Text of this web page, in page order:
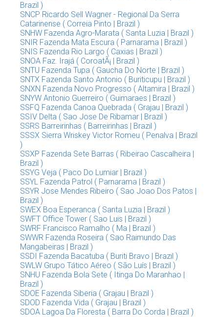
Brazil )
SNCP Ricardo Sell Wagner - Regional Da Serra
Catarinense ( Correia Pinto | Brazil )
SNHW Fazenda Agro-Marata ( Santa Luzia | Brazil )
SNIR Fazenda Mata Escura ( Parnarama | Brazil )
SNIS Fazenda Rio Largo ( Caxias | Brazil )
SNOA Faz. Irajá ( CoroatÃ¡ | Brazil )
SNTU Fazenda Tupa ( Gaucha Do Norte | Brazil )
SNTX Fazenda Santo Antonio ( Buriticupu | Brazil )
SNXN Fazenda Novo Progresso ( Altamira | Brazil )
SNYW Antonio Guerreiro ( Guimaraes | Brazil )
SSFQ Fazenda Canoa Quebrada ( Grajau | Brazil )
SSIV Delta ( Sao Jose De Ribamar | Brazil )
SSRS Barreirinhas ( Barreirinhas | Brazil )
SSSX Sierra Wriskey Victor Romeu ( Penalva | Brazil
)
SSXP Fazenda Sete Barras ( Ribeirao Cascalheira |
Brazil )
SSYG Veja ( Paco Do Lumiar | Brazil )
SSYL Fazenda Patrol ( Parnarama | Brazil )
SSYR Jose Mendes Ribeiro ( Sao Joao Dos Patos |
Brazil )
SWEX Boa Esperanca ( Santa Luzia | Brazil )
SWFT Office Tower ( Sao Luis | Brazil )
SWRF Francisco Ramalho ( Ma | Brazil )
SWWR Fazenda Roseira ( Sao Raimundo Das
Mangabeiras | Brazil )
SSDI Fazenda Bacatuba ( Buriti Bravo | Brazil )
SWLW Grupo Tático Aéreo ( São Luís | Brazil )
SNHU Fazenda Bola Sete ( Itinga Do Maranhao |
Brazil )
SDOE Fazenda Siberia ( Grajau | Brazil )
SDOD Fazenda Vida ( Grajau | Brazil )
SDOA Lagoa Da Floresta ( Barra Do Corda | Brazil )